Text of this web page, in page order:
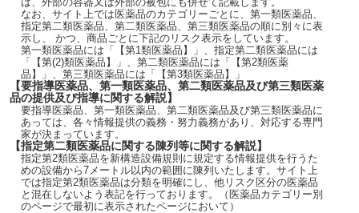
なお、サイト上では医薬品のカテゴリーごとに、第一類医薬品、
指定第二類医薬品、第二類医薬品、第三類医薬品の順に別々に表
示し、 かつ、商品ごとに下記のリスク表示をしています。
第一類医薬品には「【第1類医薬品】」、指定第二類医薬品には
「【第(2)類医薬品】」、第二類医薬品には「【第2類医薬
品】」、第三類医薬品には「【第3類医薬品】」
【要指導医薬品、第一類医薬品、第二類医薬品及び第三類医薬
品の提供及び指導に関する解説】
要指導医薬品、第一類医薬品、第二類医薬品及び第三類医薬品に
あっては、各々情報提供の義務・努力義務があり、対応する専門
家が決まっています。
【指定第二類医薬品に関する陳列等に関する解説】
指定第2類医薬品を新構造設備規則に規定する情報提供を行うた
めの設備から7メートル以内の範囲に陳列いたします。サイト上
では指定第2類医薬品は分類を明確にし、他リスク区分の医薬品
と混在しないよう表記を行っております。（医薬品カテゴリー別
のページで最初に表示されたページにおいて）